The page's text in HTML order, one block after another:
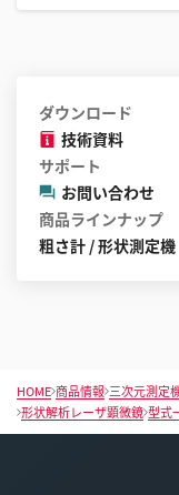
ダウンロード
技術資料
サポート
お問い合わせ
商品ラインナップ
粗さ計 / 形状測定機
HOME 商品情報 三次元測定
形状解析レーザ顕微鏡 型式